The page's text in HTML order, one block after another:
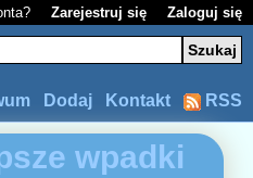
Zarejestruj się Zaloguj się
RSS
Kontakt
Dodaj
wpadki